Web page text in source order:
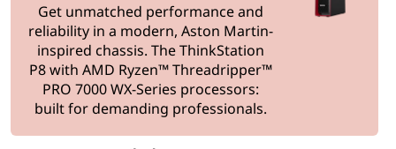
Get unmatched performance and
reliability in a modern, Aston Martin-
inspired chassis. The ThinkStation
P8 with AMD Ryzen™ Threadripper™
PRO 7000 WX-Series processors:
built for demanding professionals.